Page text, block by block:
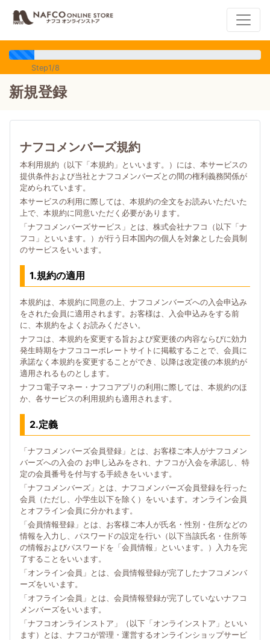
Step1/8
新規登録
ナフコメンバーズ規約
本利用規約（以下「本規約」といいます。）には、本サービスの
提供条件および当社とナフコメンバーズとの間の権利義務関係が
定められています。
本サービスの利用に際しては、本規約の全文をお読みいただいた
上で、本規約に同意いただく必要があります。
「ナフコメンバーズサービス」とは、株式会社ナフコ（以下「ナ
フコ」といいます。）が行う日本国内の個人を対象とした会員制
のサービスをいいます。
1.規約の適用
本規約は、本規約に同意の上、ナフコメンバーズへの入会申込み
をされた会員に適用されます。お客様は、入会申込みをする前
に、本規約をよくお読みください。
ナフコは、本規約を変更する旨および変更後の内容ならびに効力
発生時期をナフココーポレートサイトに掲載することで、会員に
承諾なく本規約を変更することができ、以降は改定後の本規約が
適用されるものとします。
ナフコ電子マネー・ナフコアプリの利用に際しては、本規約のほ
か、各サービスの利用規約も適用されます。
2.定義
「ナフコメンバーズ会員登録」とは、お客様ご本人がナフコメン
バーズへの入会の お申し込みをされ、ナフコが入会を承認し、特
定の会員番号を付与する手続きをいいます。
「ナフコメンバーズ」とは、ナフコメンバーズ会員登録を行った
会員（ただし、小学生以下を除く）をいいます。オンライン会員
とオフライン会員に分かれます。
「会員情報登録」とは、お客様ご本人が氏名・性別・住所などの
情報を入力し、パスワードの設定を行い（以下当該氏名・住所等
の情報およびパスワードを「会員情報」といいます。）入力を完
了することをいいます。
「オンライン会員」とは、会員情報登録が完了したナフコメンバ
ーズをいいます。
「オフライン会員」とは、会員情報登録が完了していないナフコ
メンバーズをいいます。
「ナフコオンラインストア」（以下「オンラインストア」といい
ます）とは、ナフコが管理・運営するオンラインショップサービ